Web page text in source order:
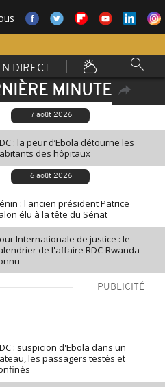
DIRECT
MINUTE
7 août 2026
: la peur d’Ebola détourne les
des hôpitaux
6 août 2026
: l'ancien président Patrice
élu à la tête du Sénat
Internationale de justice : le
de l'affaire RDC-Rwanda
PUBLICITÉ
: suspicion d'Ebola dans un
les passagers testés et